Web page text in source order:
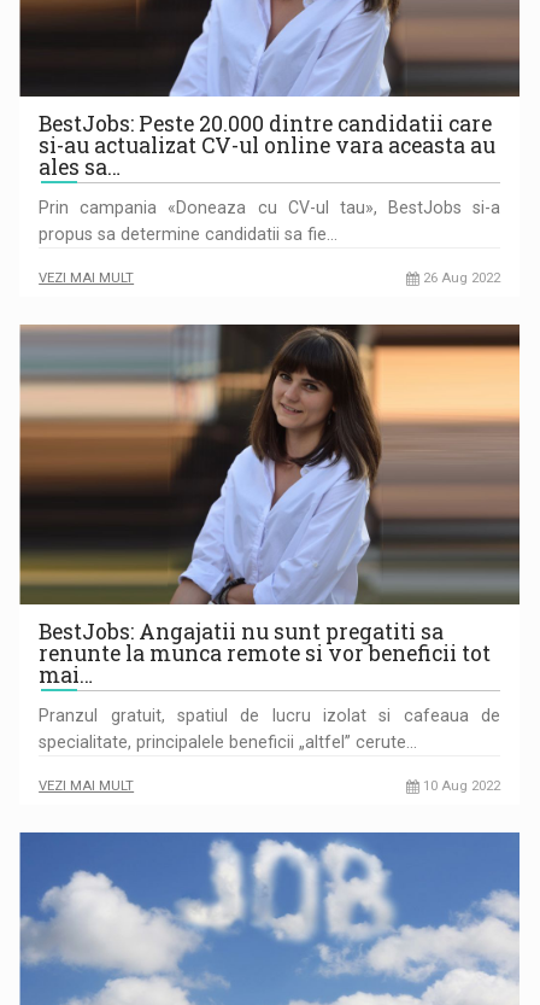
BestJobs: Peste 20.000 dintre candidatii care
si-au actualizat CV-ul online vara aceasta au
ales sa…
Prin campania «Doneaza cu CV-ul tau», BestJobs si-a
propus sa determine candidatii sa fie…
VEZI MAI MULT 26 Aug 2022
BestJobs: Angajatii nu sunt pregatiti sa
renunte la munca remote si vor beneficii tot
mai…
Pranzul gratuit, spatiul de lucru izolat si cafeaua de
specialitate, principalele beneficii „altfel” cerute…
VEZI MAI MULT 10 Aug 2022